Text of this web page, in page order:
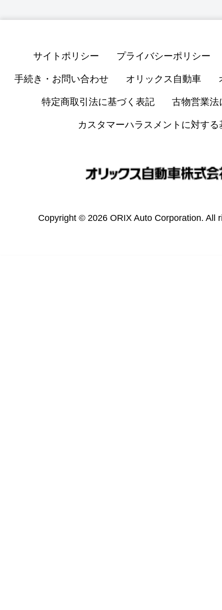
サイトポリシー プライバシーポリシー
手続き・お問い合わせ オリックス自動車
特定商取引法に基づく表記 古物営業法
カスタマーハラスメントに対する
Copyright © 2026 ORIX Auto Corporation. All